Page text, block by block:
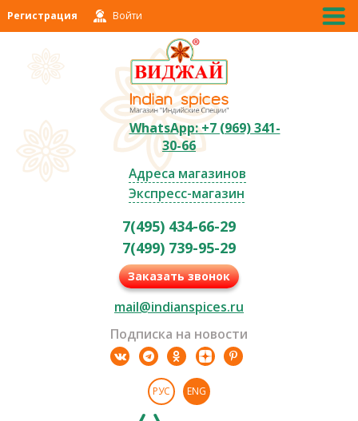
Регистрация Войти
WhatsApp: +7 (969) 341-
30-66
Адреса магазинов
Экспресс-магазин
7(495) 434-66-29
7(499) 739-95-29
Заказать звонок
mail@indianspices.ru
Подписка на новости
РУС ENG